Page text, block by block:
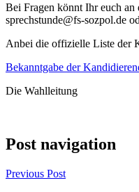
Bei Fragen könnt Ihr euch an
sprechstunde@fs-sozpol.de
Anbei die offizielle Liste der
Bekanntgabe der
Die Wahlleitung
Post navigation
Previous Post